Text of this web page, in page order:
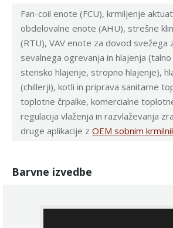
Fan-coil enote (FCU), krmiljenje
obdelovalne enote (AHU), strešne
(RTU), VAV enote za dovod svežega
sevalnega ogrevanja in hlajenja
stensko hlajenje, stropno hlajenje),
(chillerji), kotli in priprava sanitarne
toplotne črpalke, komercialne
regulacija vlaženja in razvlaževanja
druge aplikacije z OEM sobnim
Barvne izvedbe